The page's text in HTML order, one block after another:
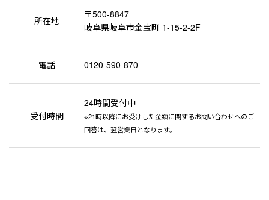
所在地
〒500-8847
岐阜県岐阜市金宝町 1-15-2-2F
電話 0120-590-870
受付時間
24時間受付中
※21時以降にお受けした金額に関するお問い合わせへのご
回答は、翌営業日となります。